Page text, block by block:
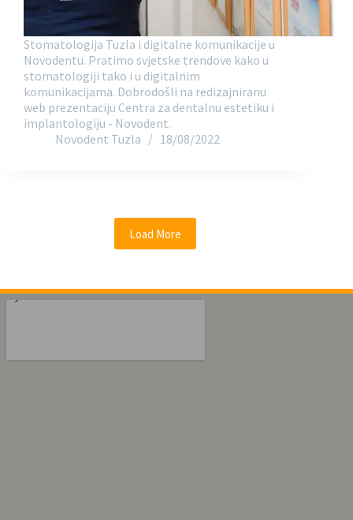
Stomatologija Tuzla i digitalne komunikacije u
Novodentu. Pratimo svjetske trendove kako u
stomatologiji tako i u digitalnim
komunikacijama. Dobrodošli na redizajniranu
web prezentaciju Centra za dentalnu estetiku i
implantologiju - Novodent.
Novodent Tuzla
18/08/2022
Load More